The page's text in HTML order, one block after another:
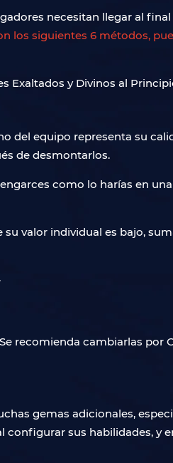
necesitan llegar al
los siguientes 6 métodos,
del equipo representa su
de desmontarlos.
como lo harías en
valor individual es bajo,
recomienda cambiarlas por
gemas adicionales,
sus habilidades, y